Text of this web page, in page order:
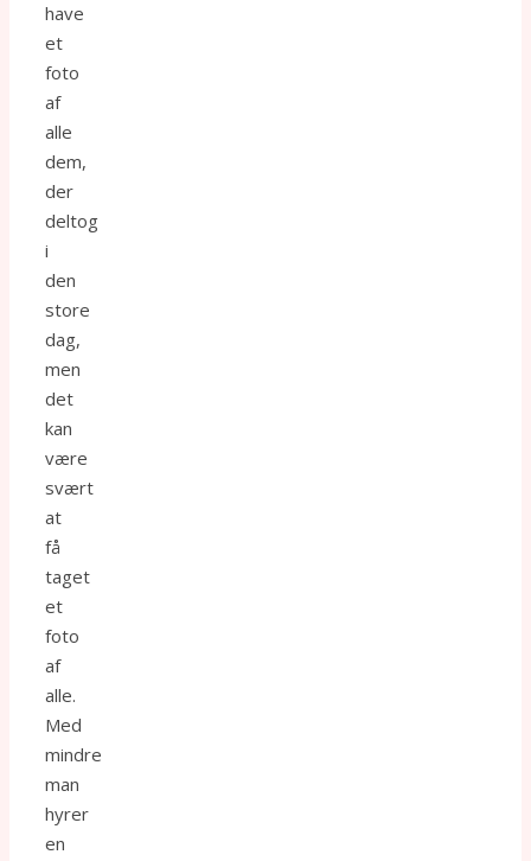
have
et
foto
af
alle
dem,
der
deltog
i
den
store
dag,
men
det
kan
være
svært
at
få
taget
et
foto
af
alle.
Med
mindre
man
hyrer
en